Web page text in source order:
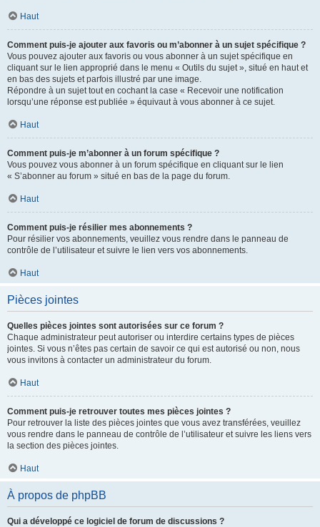
Haut
Comment puis-je ajouter aux favoris ou m’abonner à un sujet spécifique ?
Vous pouvez ajouter aux favoris ou vous abonner à un sujet spécifique en
cliquant sur le lien approprié dans le menu « Outils du sujet », situé en haut et
en bas des sujets et parfois illustré par une image.
Répondre à un sujet tout en cochant la case « Recevoir une notification
lorsqu’une réponse est publiée » équivaut à vous abonner à ce sujet.
Haut
Comment puis-je m’abonner à un forum spécifique ?
Vous pouvez vous abonner à un forum spécifique en cliquant sur le lien
« S’abonner au forum » situé en bas de la page du forum.
Haut
Comment puis-je résilier mes abonnements ?
Pour résilier vos abonnements, veuillez vous rendre dans le panneau de
contrôle de l’utilisateur et suivre le lien vers vos abonnements.
Haut
Pièces jointes
Quelles pièces jointes sont autorisées sur ce forum ?
Chaque administrateur peut autoriser ou interdire certains types de pièces
jointes. Si vous n’êtes pas certain de savoir ce qui est autorisé ou non, nous
vous invitons à contacter un administrateur du forum.
Haut
Comment puis-je retrouver toutes mes pièces jointes ?
Pour retrouver la liste des pièces jointes que vous avez transférées, veuillez
vous rendre dans le panneau de contrôle de l’utilisateur et suivre les liens vers
la section des pièces jointes.
Haut
À propos de phpBB
Qui a développé ce logiciel de forum de discussions ?